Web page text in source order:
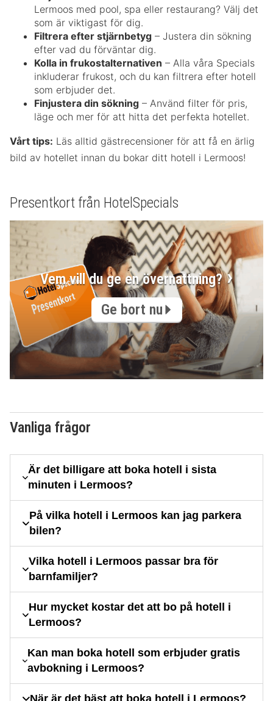
Lermoos med pool, spa eller restaurang? Välj det
som är viktigast för dig.
Filtrera efter stjärnbetyg – Justera din sökning
efter vad du förväntar dig.
Kolla in frukostalternativen – Alla våra Specials
inkluderar frukost, och du kan filtrera efter hotell
som erbjuder det.
Finjustera din sökning – Använd filter för pris,
läge och mer för att hitta det perfekta hotellet.
Vårt tips: Läs alltid gästrecensioner för att få en ärlig
bild av hotellet innan du bokar ditt hotell i Lermoos!
Presentkort från HotelSpecials
Vem vill du ge en övernattning?
Ge bort nu
Vanliga frågor
Är det billigare att boka hotell i sista
minuten i Lermoos?
På vilka hotell i Lermoos kan jag parkera
bilen?
Vilka hotell i Lermoos passar bra för
barnfamiljer?
Hur mycket kostar det att bo på hotell i
Lermoos?
Kan man boka hotell som erbjuder gratis
avbokning i Lermoos?